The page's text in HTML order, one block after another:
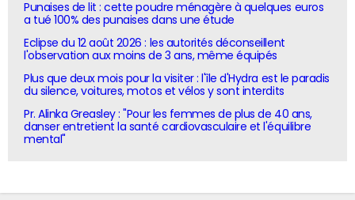
Punaises de lit : cette poudre ménagère à quelques euros
a tué 100% des punaises dans une étude
Eclipse du 12 août 2026 : les autorités déconseillent
l'observation aux moins de 3 ans, même équipés
Plus que deux mois pour la visiter : l'île d'Hydra est le paradis
du silence, voitures, motos et vélos y sont interdits
Pr. Alinka Greasley : "Pour les femmes de plus de 40 ans,
danser entretient la santé cardiovasculaire et l'équilibre
mental"